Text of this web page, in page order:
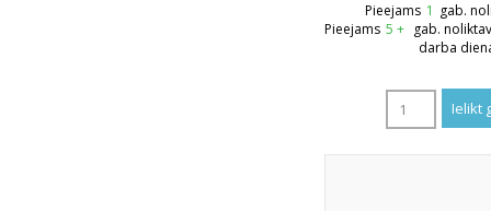
Pieejams 1 gab.
Pieejams 5 + gab.
darba